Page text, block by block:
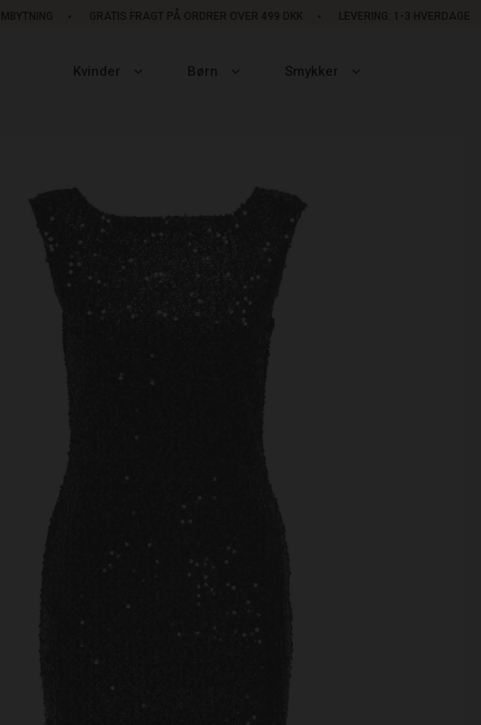
GRATIS FRAGT PÅ ORDRER OVER 499 DKK LEVERING: 1-3 HVERDAGE
Kvinder Børn Smykker